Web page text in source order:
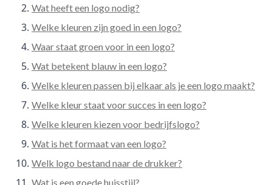
Wat heeft een logo nodig?
Welke kleuren zijn goed in een logo?
Waar staat groen voor in een logo?
Wat betekent blauw in een logo?
Welke kleuren passen bij elkaar als je een logo maakt?
Welke kleur staat voor succes in een logo?
Welke kleuren kiezen voor bedrijfslogo?
Wat is het formaat van een logo?
Welk logo bestand naar de drukker?
Wat is een goede huisstijl?